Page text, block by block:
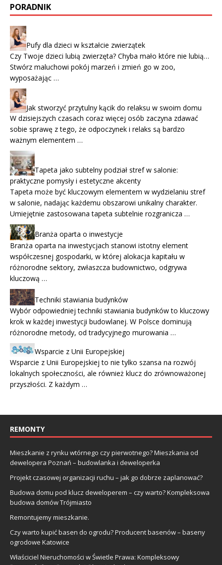
PORADNIK
Pufy dla dzieci w kształcie zwierzątek
Czy Twoje dzieci lubią zwierzęta? Chyba mało które nie lubią…
Stwórz maluchowi pokój marzeń i zmień go w zoo,
wyposażając …
Jak stworzyć przytulny kącik do relaksu w swoim domu
W dzisiejszych czasach coraz więcej osób zaczyna zdawać
sobie sprawę z tego, że odpoczynek i relaks są bardzo
ważnym elementem …
Tapeta jako subtelny podział stref w salonie:
praktyczne pomysły i estetyczne akcenty
Tapeta może być kluczowym elementem w wydzielaniu stref
w salonie, nadając każdemu obszarowi unikalny charakter.
Umiejętnie zastosowana tapeta subtelnie rozgranicza …
Branża oparta o inwestycje
Branża oparta na inwestycjach stanowi istotny element
współczesnej gospodarki, w której alokacja kapitału w
różnorodne sektory, zwłaszcza budownictwo, odgrywa
kluczową …
Techniki stawiania budynków
Wybór odpowiedniej techniki stawiania budynków to kluczowy
krok w każdej inwestycji budowlanej. W Polsce dominują
różnorodne metody, od tradycyjnego murowania …
Wsparcie z Unii Europejskiej
Wsparcie z Unii Europejskiej to nie tylko szansa na rozwój
lokalnych społeczności, ale również klucz do zrównoważonej
przyszłości. Z każdym …
REMONTY
Mieszkanie z rynku wtórnego czy pierwotnego? Mieszkania od
dewelopera Poznań – budowlanka i deweloperka
Projekt czasowej organizacji ruchu – jak go dobrze zaplanować?
Budowa domu pod klucz deweloperem – czy warto? Kompleksowa
budowa domów Trójmiasto
Remontujemy mieszkanie.
Czy warto kupić basen do ogrodu? Producent basenów – baseny
ogrodowe Katowice
Właściciel Nieruchomości w Świetle Prawa: Kompleksowy